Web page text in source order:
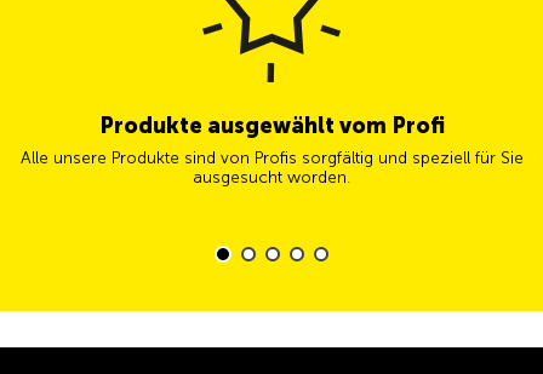
Produkte ausgewählt vom Profi
Alle unsere Produkte sind von Profis sorgfältig und speziell für Sie
ausgesucht worden.